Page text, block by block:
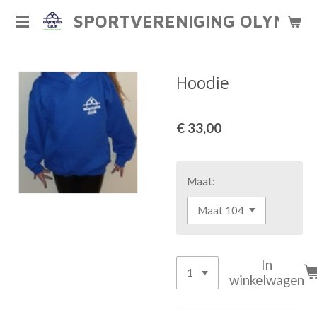
Ga
hoofdinhoud
SPORTVERENIGING
Hoodie
€ 33,00
Maat:
In
winkelwagen